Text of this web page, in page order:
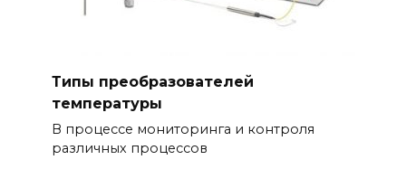
Типы преобразователей
температуры
В процессе мониторинга и контроля
различных процессов